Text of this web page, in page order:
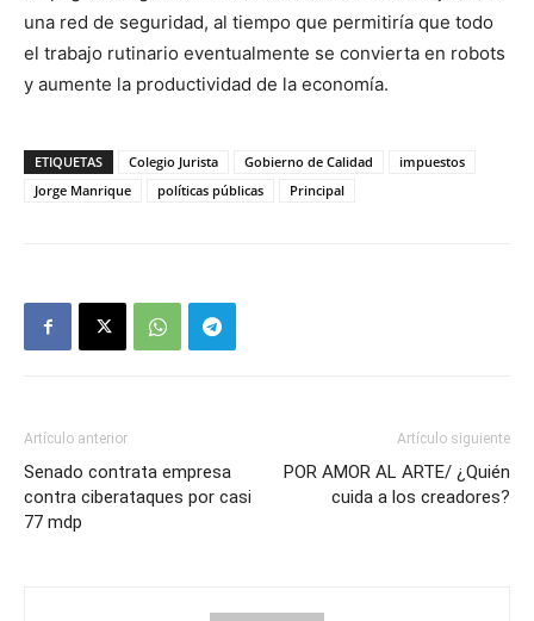
una red de seguridad, al tiempo que permitiría que todo
el trabajo rutinario eventualmente se convierta en robots
y aumente la productividad de la economía.
ETIQUETAS Colegio Jurista Gobierno de Calidad
impuestos
Jorge Manrique
políticas públicas Principal
Artículo anterior
Senado contrata empresa
contra ciberataques por casi
77 mdp
Artículo siguiente
POR AMOR AL ARTE/ ¿Quién
cuida a los creadores?